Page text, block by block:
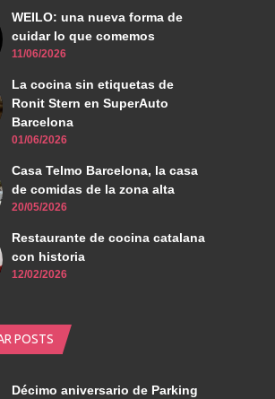
WEILO: una nueva forma de
cuidar lo que comemos
11/06/2026
La cocina sin etiquetas de
Ronit Stern en SuperAuto
Barcelona
01/06/2026
Casa Telmo Barcelona, la casa
de comidas de la zona alta
20/05/2026
Restaurante de cocina catalana
con historia
12/02/2026
POSTS
Décimo aniversario de Parking